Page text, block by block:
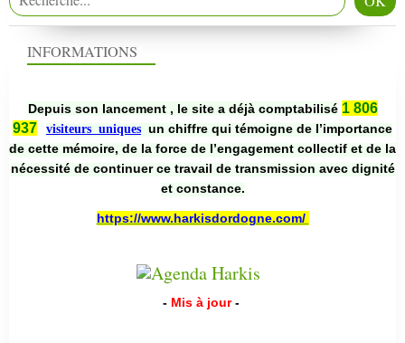
INFORMATIONS
Depuis son lancement , le site a déjà comptabilisé 1 806
937
visiteurs uniques un chiffre qui témoigne de l’importance
de cette mémoire, de la force de l’engagement collectif et de la
nécessité de continuer ce travail de transmission avec dignité
et constance.
https://www.harkisdordogne.com/
- Mis à jour -